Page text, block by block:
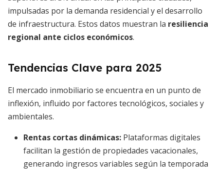
impulsadas por la demanda residencial y el desarrollo
de infraestructura. Estos datos muestran la resiliencia
regional ante ciclos económicos.
Tendencias Clave para 2025
El mercado inmobiliario se encuentra en un punto de
inflexión, influido por factores tecnológicos, sociales y
ambientales.
Rentas cortas dinámicas: Plataformas digitales
facilitan la gestión de propiedades vacacionales,
generando ingresos variables según la temporada